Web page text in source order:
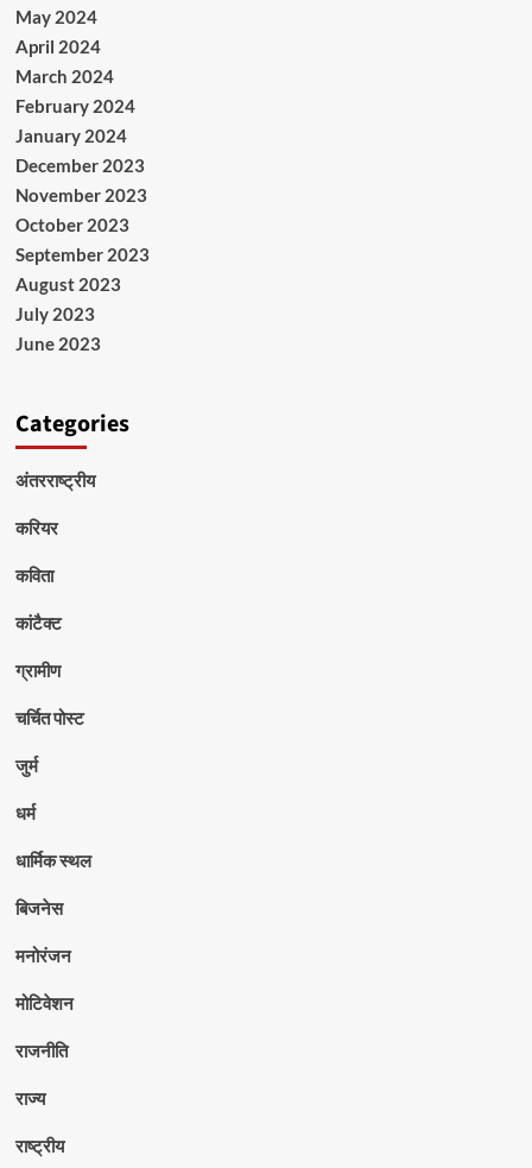
May 2024
April 2024
March 2024
February 2024
January 2024
December 2023
November 2023
October 2023
September 2023
August 2023
July 2023
June 2023
Categories
अंतरराष्ट्रीय
करियर
कविता
कांटैक्ट
ग्रामीण
चर्चित पोस्ट
जुर्म
धर्म
धार्मिक स्थल
बिजनेस
मनोरंजन
मोटिवेशन
राजनीति
राज्य
राष्ट्रीय